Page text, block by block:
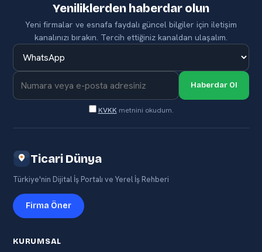
Yeniliklerden haberdar olun
Yeni firmalar ve esnafa faydalı güncel bilgiler için iletişim
kanalınızı bırakın. Tercih ettiğiniz kanaldan ulaşalım.
Haberdar Ol
KVKK metnini okudum.
Ticari Dünya
Türkiye'nin Dijital İş Portalı ve Yerel İş Rehberi
Firma Öner
KURUMSAL